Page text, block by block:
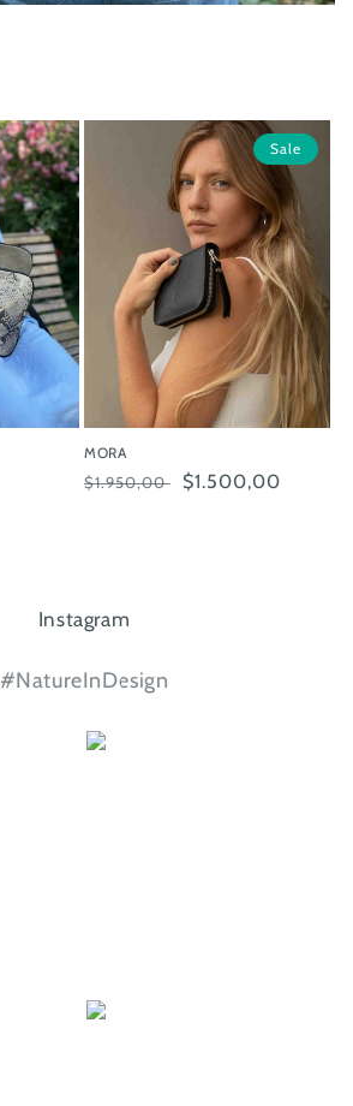
Sale
MORA
Precio
$1.950,00
Precio
$1.500,00
Instagram
#NatureInDesign